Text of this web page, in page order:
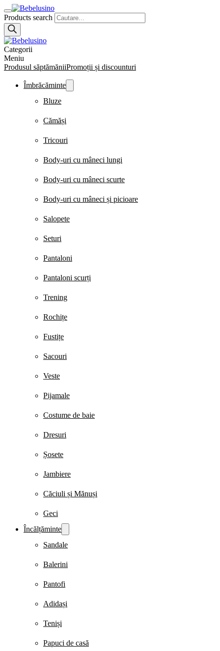
Products search
Categorii
Meniu
Produsul săptămăniiPromoții și discounturi
Îmbrăcăminte
Bluze
Cămăși
Tricouri
Body-uri cu mâneci lungi
Body-uri cu mâneci scurte
Body-uri cu mâneci și picioare
Salopete
Seturi
Pantaloni
Pantaloni scurți
Trening
Rochițe
Fustițe
Sacouri
Veste
Pijamale
Costume de baie
Dresuri
Șosete
Jambiere
Căciuli și Mănuși
Geci
Încălțăminte
Sandale
Balerini
Pantofi
Adidași
Teniși
Papuci de casă